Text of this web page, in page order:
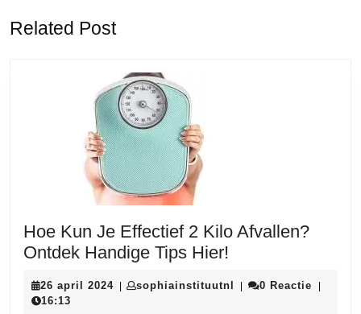
bericht:
Related Post
Hoe Kun Je Effectief 2 Kilo Afvallen?
Ontdek Handige Tips Hier!
Je
26 april 202426| sophiainstituutnl sophiainstituutnl
| 0 Reactie |
16:13